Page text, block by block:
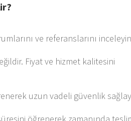
ve referanslarını
Fiyat ve hizmet kalitesini
uzun vadeli güvenlik